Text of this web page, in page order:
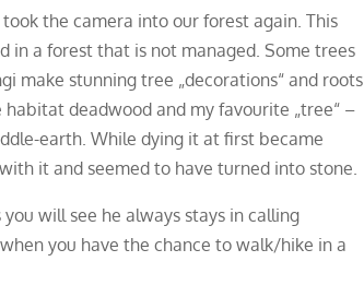
the camera into our forest again. This
in a forest that is not managed. Some trees
make stunning tree „decorations“ and roots
deadwood and my favourite „tree“ –
earth. While dying it at first became
it and seemed to have turned into stone.
will see he always stays in calling
you have the chance to walk/hike in a